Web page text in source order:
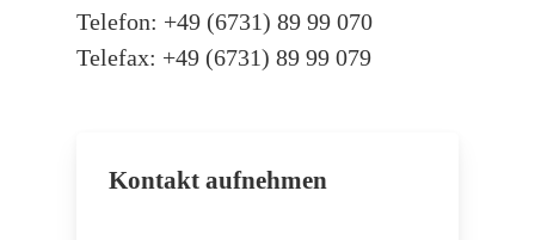
Telefon: +49 (6731) 89 99 070
Telefax: +49 (6731) 89 99 079
Kontakt aufnehmen